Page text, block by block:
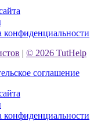
конфиденциальности
| © 2026 TutHelp
соглашение
конфиденциальности